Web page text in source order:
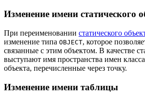
Изменение имени статического
При переименовании статического
изменение типа OBJECT, которое
связанные с этим объектом. В качестве
выступают имя пространства имен
объекта, перечисленные через точку.
Изменение имени таблицы